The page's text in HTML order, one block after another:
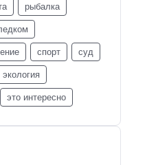
рыбалка
спорт суд
экология
это интересно